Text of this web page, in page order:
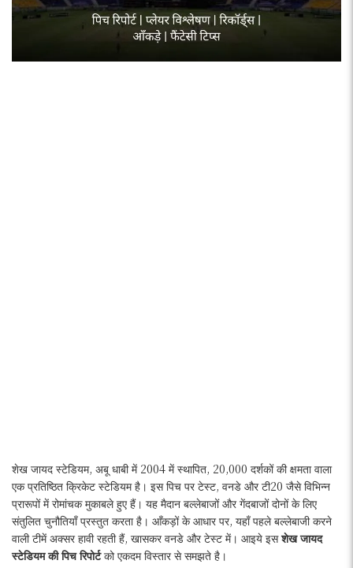
शेख जायद स्टेडियम, अबू धाबी में 2004 में स्थापित, 20,000 दर्शकों की क्षमता वाला
एक प्रतिष्ठित क्रिकेट स्टेडियम है। इस पिच पर टेस्ट, वनडे और टी20 जैसे विभिन्न
प्रारूपों में रोमांचक मुकाबले हुए हैं। यह मैदान बल्लेबाजों और गेंदबाजों दोनों के लिए
संतुलित चुनौतियाँ प्रस्तुत करता है। आँकड़ों के आधार पर, यहाँ पहले बल्लेबाजी करने
वाली टीमें अक्सर हावी रहती हैं, खासकर वनडे और टेस्ट में। आइये इसशेख जायद
स्टेडियम की पिच रिपोर्टको एकदम विस्तार से समझते है।